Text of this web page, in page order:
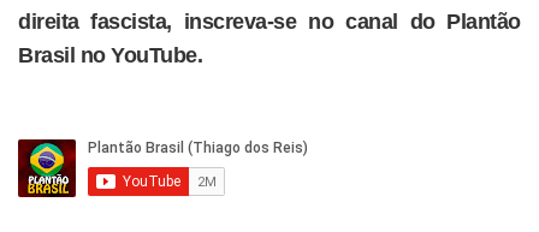
direita fascista, inscreva-se no canal do Plantão
Brasil no YouTube.